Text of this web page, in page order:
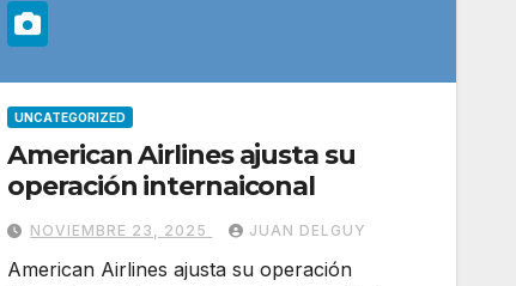
UNCATEGORIZED
American Airlines ajusta su
operación internaiconal
NOVIEMBRE 23, 2025 JUAN DELGUY
American Airlines ajusta su operación